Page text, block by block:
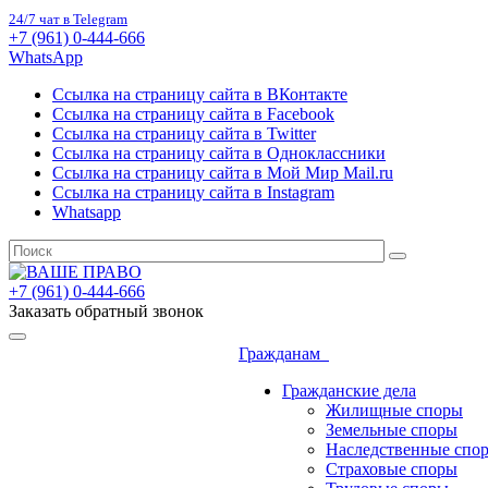
24/7 чат в Telegram
+7 (961) 0-444-666
WhatsApp
Ссылка на страницу сайта в ВКонтакте
Ссылка на страницу сайта в Facebook
Ссылка на страницу сайта в Twitter
Ссылка на страницу сайта в Одноклассники
Ссылка на страницу сайта в Мой Мир Mail.ru
Ссылка на страницу сайта в Instagram
Whatsapp
+7 (961) 0-444-666
Заказать обратный звонок
Гражданам
Гражданские дела
Жилищные споры
Земельные споры
Наследственные
Страховые споры